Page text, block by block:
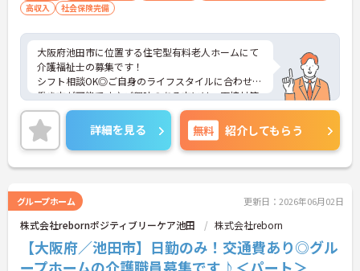
高収入
社会保険完備
大阪府池田市に位置する住宅型有料老人ホームにて
介護福祉士の募集です！
シフト相談OK◎ご自身のライフスタイルに合わせた
働き方が可能です♪ご興味のある方には、面接対策
ポイントなど、さらに詳細をご案内しますのでお気
軽にご相談ください！
詳細を見る 無料 紹介してもらう
グループホーム 更新日：2026年06月02日
株式会社rebornポジティブリーケア池田 株式会社reborn
【大阪府／池田市】日勤のみ！交通費あり◎グル
ープホームの介護職員募集です♪＜パート＞